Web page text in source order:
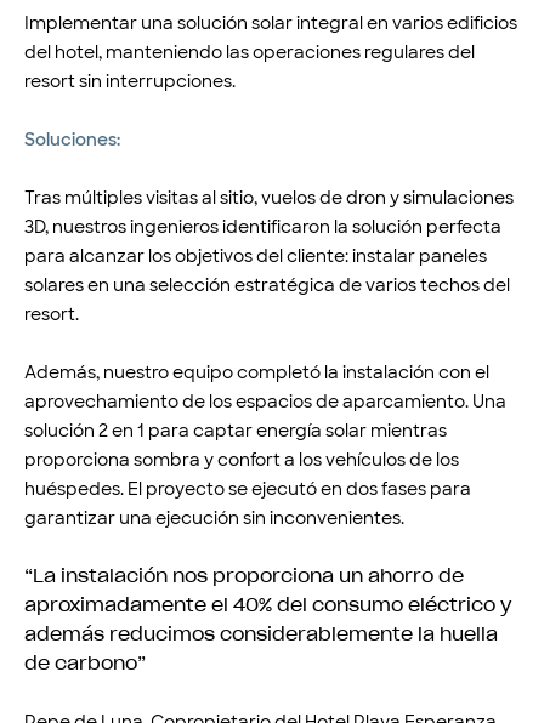
Implementar una solución solar integral en varios edificios
del hotel, manteniendo las operaciones regulares del
resort sin interrupciones.
Soluciones:
Tras múltiples visitas al sitio, vuelos de dron y simulaciones
3D, nuestros ingenieros identificaron la solución perfecta
para alcanzar los objetivos del cliente: instalar paneles
solares en una selección estratégica de varios techos del
resort.
Además, nuestro equipo completó la instalación con el
aprovechamiento de los espacios de aparcamiento. Una
solución 2 en 1 para captar energía solar mientras
proporciona sombra y confort a los vehículos de los
huéspedes. El proyecto se ejecutó en dos fases para
garantizar una ejecución sin inconvenientes.
“La instalación nos proporciona un ahorro de
aproximadamente el 40% del consumo eléctrico y
además reducimos considerablemente la huella
de carbono”